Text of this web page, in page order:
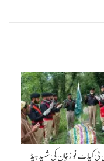
کیڈٹ نواز خان کی شہید ہیڈ